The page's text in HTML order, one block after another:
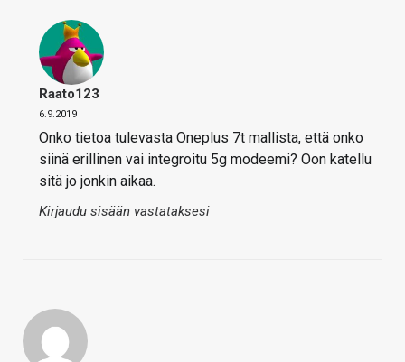
Raato123
6.9.2019
Onko tietoa tulevasta Oneplus 7t mallista, että onko
siinä erillinen vai integroitu 5g modeemi? Oon katellu
sitä jo jonkin aikaa.
Kirjaudu sisään vastataksesi